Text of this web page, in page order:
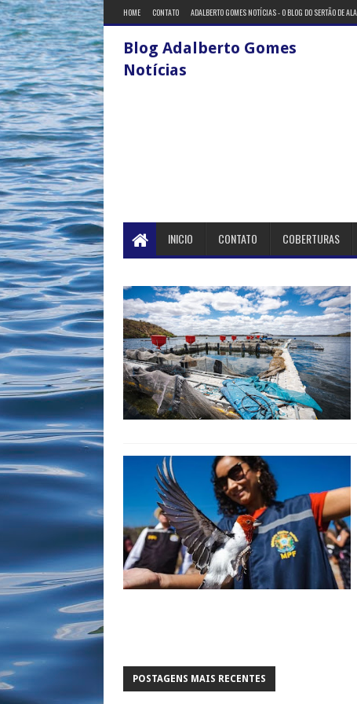
HOME CONTATO ADALBERTO GOMES NOTÍCIAS - O BLOG DO SERTÃO DE
Blog Adalberto Gomes
Notícias
INICIO CONTATO COBERTURAS
POSTAGENS MAIS RECENTES